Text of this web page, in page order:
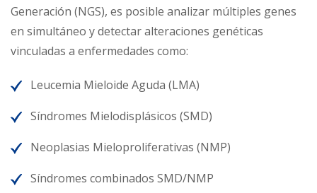
Generación (NGS), es posible analizar múltiples genes
en simultáneo y detectar alteraciones genéticas
vinculadas a enfermedades como:
Leucemia Mieloide Aguda (LMA)
Síndromes Mielodisplásicos (SMD)
Neoplasias Mieloproliferativas (NMP)
Síndromes combinados SMD/NMP